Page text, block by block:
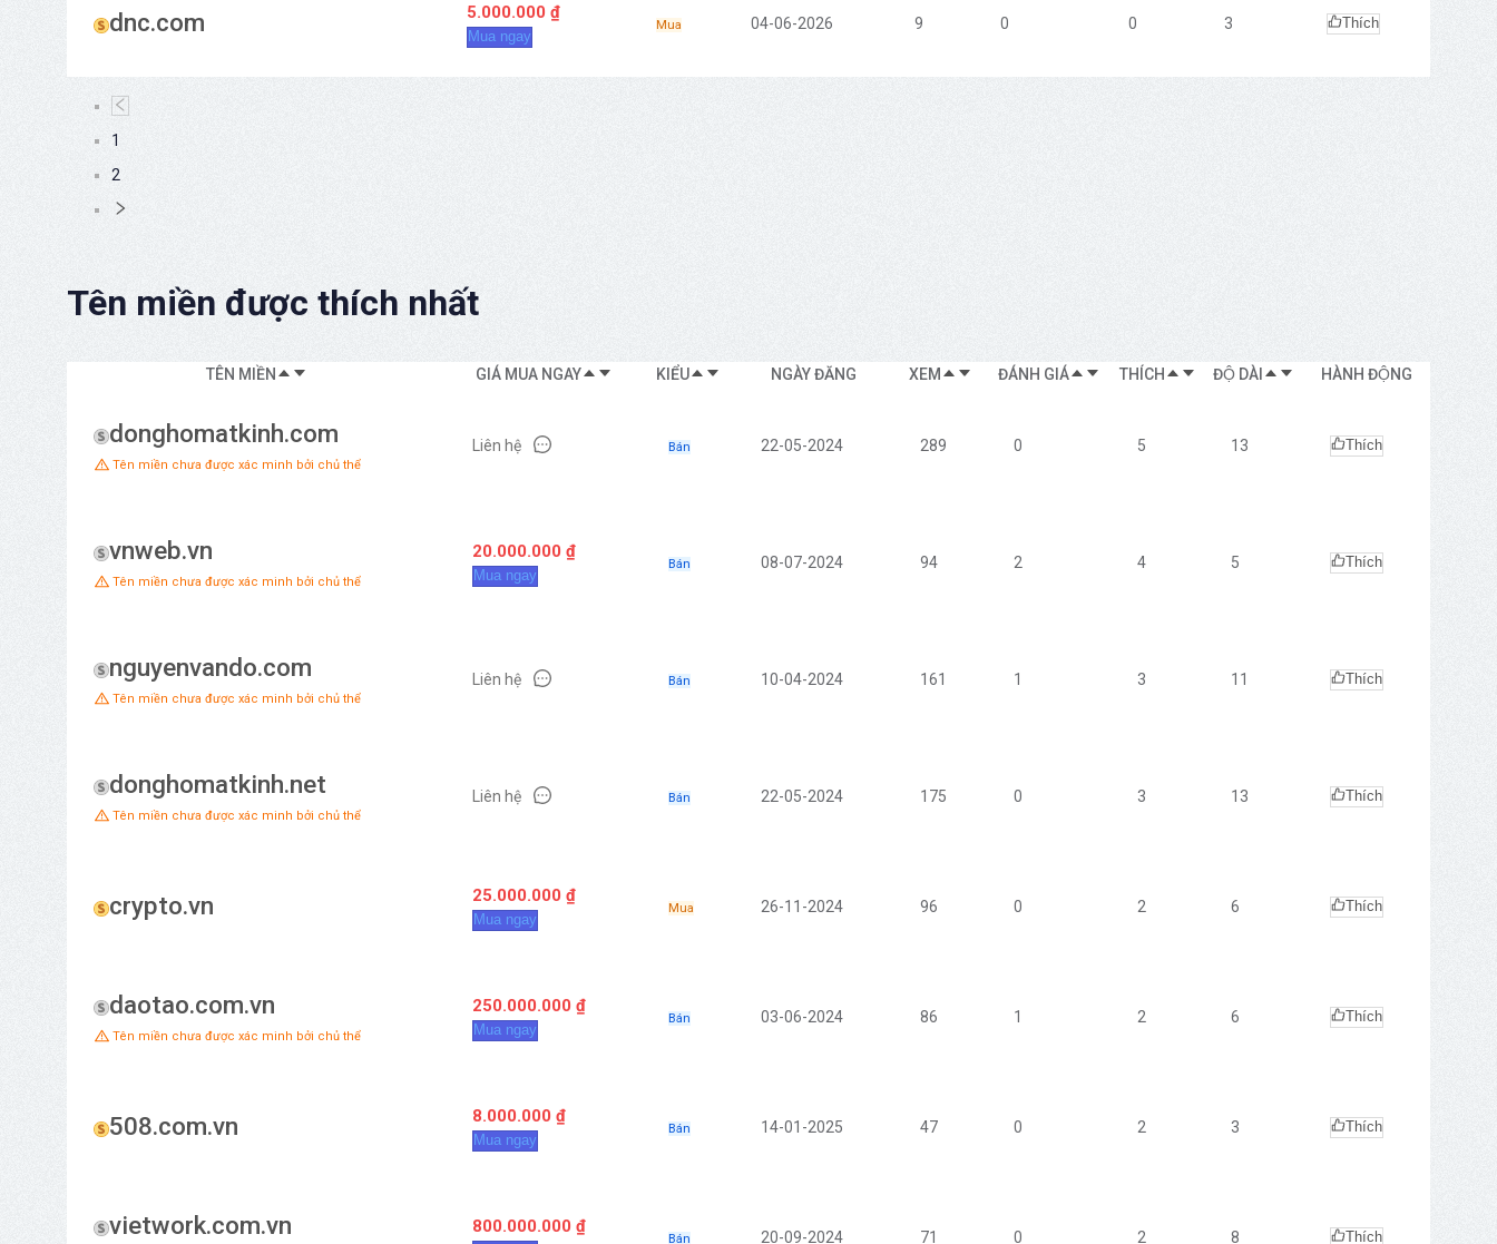
dnc.com 5.000.000 ₫
Mua ngay
Mua 04-06-2026 9 0 0 3 Thích
1
2
Tên miền được thích nhất
TÊN MIỀN GIÁ MUA NGAY KIỂU NGÀY ĐĂNG XEM ĐÁNH GIÁ THÍCH ĐỘ DÀI HÀNH ĐỘNG
donghomatkinh.com
Tên miền chưa được xác minh bởi chủ thể
Liên hệ Bán 22-05-2024 289 0 5 13 Thích
vnweb.vn
Tên miền chưa được xác minh bởi chủ thể
20.000.000 ₫
Mua ngay
Bán 08-07-2024 94 2 4 5 Thích
nguyenvando.com
Tên miền chưa được xác minh bởi chủ thể
Liên hệ Bán 10-04-2024 161 1 3 11 Thích
donghomatkinh.net
Tên miền chưa được xác minh bởi chủ thể
Liên hệ Bán 22-05-2024 175 0 3 13 Thích
crypto.vn 25.000.000 ₫
Mua ngay
Mua 26-11-2024 96 0 2 6 Thích
daotao.com.vn
Tên miền chưa được xác minh bởi chủ thể
250.000.000 ₫
Mua ngay
Bán 03-06-2024 86 1 2 6 Thích
508.com.vn 8.000.000 ₫
Mua ngay
Bán 14-01-2025 47 0 2 3 Thích
vietwork.com.vn 800.000.000 ₫
Bán 20-09-2024 71 0 2 8 Thích